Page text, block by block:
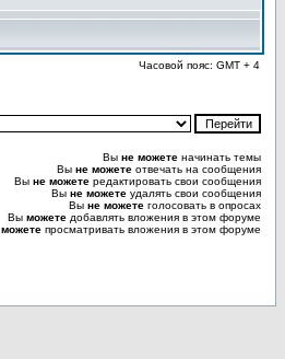
Часовой пояс: GMT + 4
Вы не можете начинать темы
Вы не можете отвечать на сообщения
Вы не можете редактировать свои сообщения
Вы не можете удалять свои сообщения
Вы не можете голосовать в опросах
Вы можете добавлять вложения в этом форуме
можете просматривать вложения в этом форуме